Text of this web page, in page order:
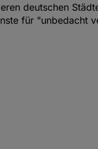
deutschen
für "unbedacht